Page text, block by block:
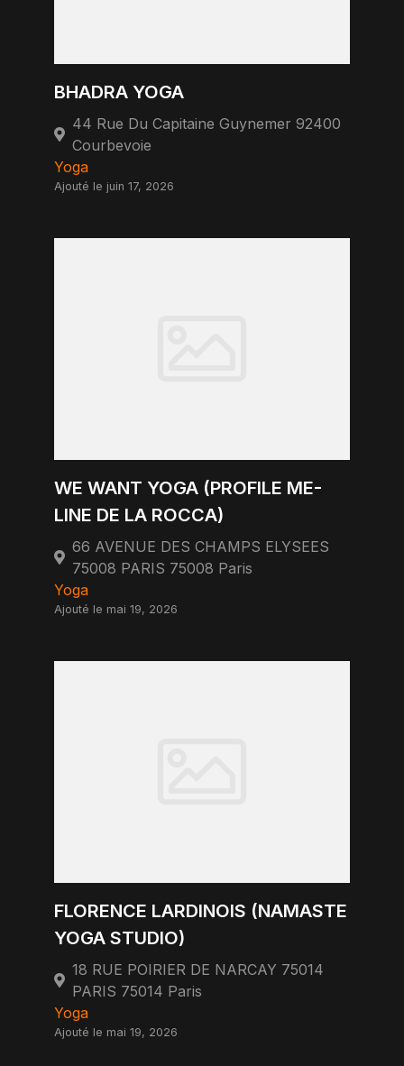
BHADRA YOGA
44 Rue Du Capitaine Guynemer 92400
Courbevoie
Yoga
Ajouté le juin 17, 2026
WE WANT YOGA (PROFILE ME-
LINE DE LA ROCCA)
66 AVENUE DES CHAMPS ELYSEES
75008 PARIS 75008 Paris
Yoga
Ajouté le mai 19, 2026
FLORENCE LARDINOIS (NAMASTE
YOGA STUDIO)
18 RUE POIRIER DE NARCAY 75014
PARIS 75014 Paris
Yoga
Ajouté le mai 19, 2026